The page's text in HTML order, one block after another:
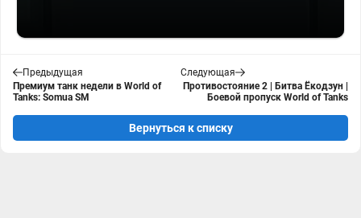
Предыдущая
Премиум танк недели в World of
Tanks: Somua SM
Следующая
Противостояние 2 | Битва Ёкодзун |
Боевой пропуск World of Tanks
Вернуться к списку